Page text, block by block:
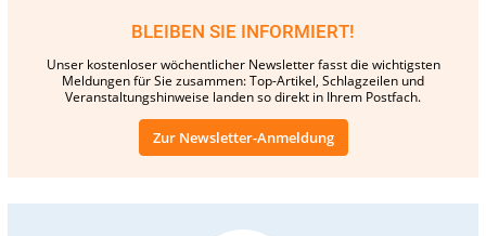
BLEIBEN SIE INFORMIERT!
Unser kostenloser wöchentlicher Newsletter fasst die wichtigsten
Meldungen für Sie zusammen: Top-Artikel, Schlagzeilen und
Veranstaltungshinweise landen so direkt in Ihrem Postfach.
Zur Newsletter-Anmeldung